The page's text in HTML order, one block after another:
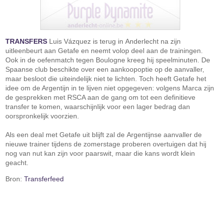
TRANSFERS Luis Vázquez is terug in Anderlecht na zijn
uitleenbeurt aan Getafe en neemt volop deel aan de trainingen.
Ook in de oefenmatch tegen Boulogne kreeg hij speelminuten. De
Spaanse club beschikte over een aankoopoptie op de aanvaller,
maar besloot die uiteindelijk niet te lichten. Toch heeft Getafe het
idee om de Argentijn in te lijven niet opgegeven: volgens Marca zijn
de gesprekken met RSCA aan de gang om tot een definitieve
transfer te komen, waarschijnlijk voor een lager bedrag dan
oorspronkelijk voorzien.
Als een deal met Getafe uit blijft zal de Argentijnse aanvaller de
nieuwe trainer tijdens de zomerstage proberen overtuigen dat hij
nog van nut kan zijn voor paarswit, maar die kans wordt klein
geacht.
Bron:Transferfeed